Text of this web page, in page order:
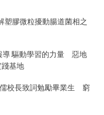
塑膠微粒擾動腸道菌相之
導 驅動學習的力量 惡地
踐基地
儒校長致詞勉勵畢業生 窮